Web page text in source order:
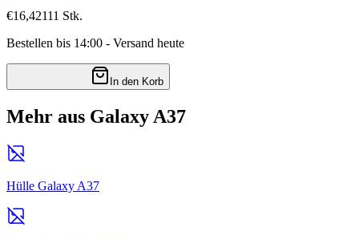
€16,42111 Stk.
Bestellen bis 14:00 - Versand heute
In den Korb
Mehr aus Galaxy A37
Hülle Galaxy A37